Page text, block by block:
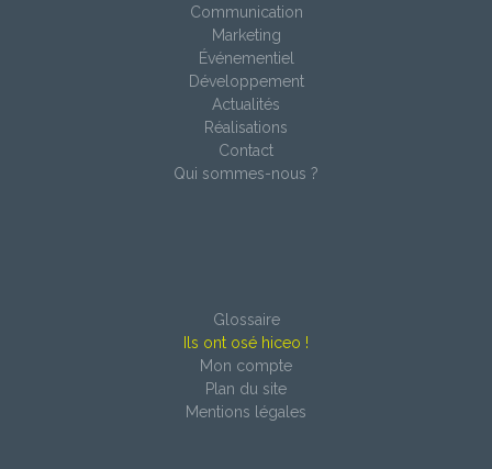
Communication
Marketing
Événementiel
Développement
Actualités
Réalisations
Contact
Qui sommes-nous ?
Glossaire
Ils ont osé hiceo !
Mon compte
Plan du site
Mentions légales